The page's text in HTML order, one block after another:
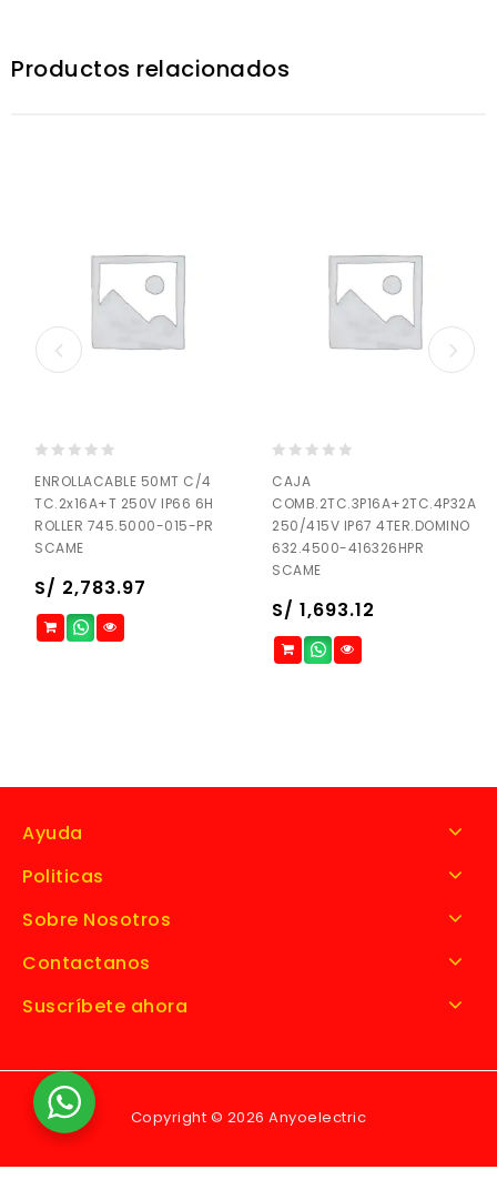
Productos relacionados
out
of
5
ENROLLACABLE 50MT C/4
TC.2x16A+T 250V IP66 6H
ROLLER 745.5000-015-PR
SCAME
S/ 2,783.97
out
of
5
CAJA
COMB.2TC.3P16A+2TC.4P32A
250/415V IP67 4TER.DOMINO
632.4500-416326HPR
SCAME
S/ 1,693.12
Ayuda
Politicas
Sobre Nosotros
Contactanos
Suscríbete ahora
Copyright © 2026 Anyoelectric